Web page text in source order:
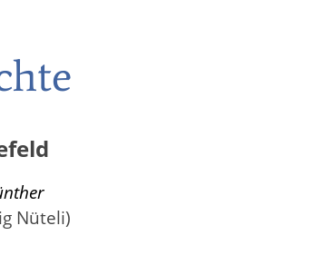
Nüteli)